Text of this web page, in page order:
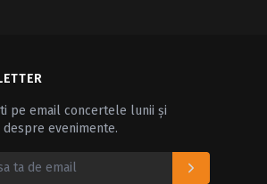
pe email concertele lunii și
evenimente.